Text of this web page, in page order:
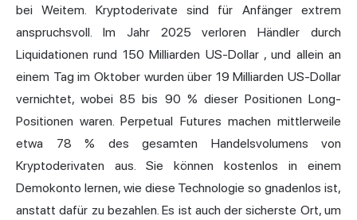
bei Weitem. Kryptoderivate sind für Anfänger extrem
anspruchsvoll. Im Jahr 2025 verloren Händler durch
Liquidationen rund 150 Milliarden US-Dollar, und allein an
einem Tag im Oktober wurden über 19 Milliarden US-Dollar
vernichtet, wobei 85 bis 90 % dieser Positionen Long-
Positionen waren. Perpetual Futures machen mittlerweile
etwa 78 % des gesamten Handelsvolumens von
Kryptoderivaten aus. Sie können kostenlos in einem
Demokonto lernen, wie diese Technologie so gnadenlos ist,
anstatt dafür zu bezahlen. Es ist auch der sicherste Ort, um